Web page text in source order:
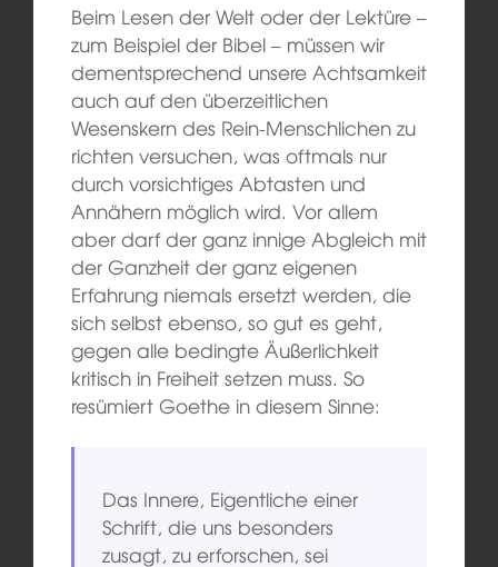
Beim Lesen der Welt oder der Lektüre –
zum Beispiel der Bibel – müssen wir
dementsprechend unsere Achtsamkeit
auch auf den überzeitlichen
Wesenskern des Rein-Menschlichen zu
richten versuchen, was oftmals nur
durch vorsichtiges Abtasten und
Annähern möglich wird. Vor allem
aber darf der ganz innige Abgleich mit
der Ganzheit der ganz eigenen
Erfahrung niemals ersetzt werden, die
sich selbst ebenso, so gut es geht,
gegen alle bedingte Äußerlichkeit
kritisch in Freiheit setzen muss. So
resümiert Goethe in diesem Sinne:
Das Innere, Eigentliche einer
Schrift, die uns besonders
zusagt, zu erforschen, sei